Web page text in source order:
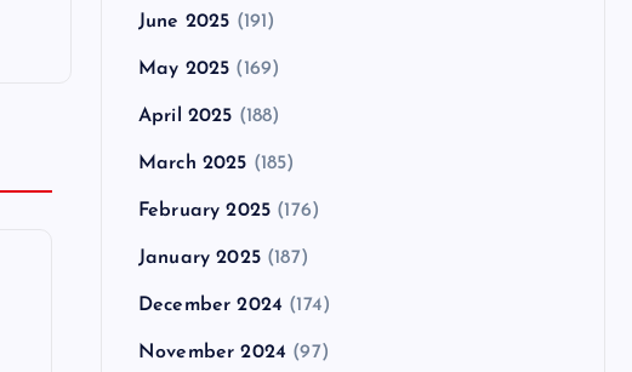
June 2025 (191)
May 2025 (169)
April 2025 (188)
March 2025 (185)
February 2025 (176)
January 2025(187)
December 2024 (174)
November 2024 (97)